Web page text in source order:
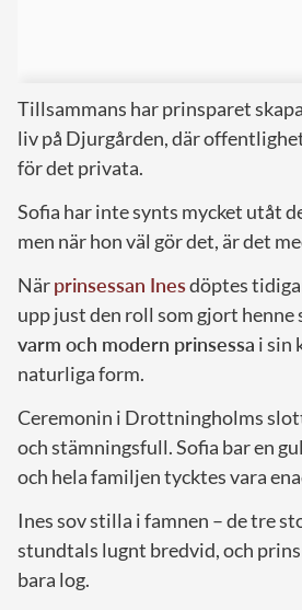
Tillsammans har prinsparet
liv på Djurgården, där
för det privata.
Sofia har inte synts mycket utåt
men när hon väl gör det, är det
Närprinsessan Inesdöptes
upp just den roll som gjort henne
varm och modern prinsessa i sin
naturliga form.
Ceremonin i Drottningholms
och stämningsfull. Sofia bar en
och hela familjen tycktes vara
Ines sov stilla i famnen – de tre
stundtals lugnt bredvid, och
bara log.